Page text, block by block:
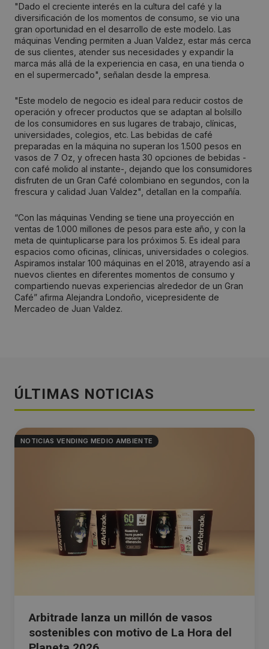
"Dado el creciente interés en la cultura del café y la
diversificación de los momentos de consumo, se vio una
gran oportunidad en el desarrollo de este modelo. Las
máquinas Vending permiten a Juan Valdez, estar más cerca
de sus clientes, atender sus necesidades y expandir la
marca más allá de la experiencia en casa, en una tienda o
en el supermercado", señalan desde la empresa.
"Este modelo de negocio es ideal para reducir costos de
operación y ofrecer productos que se adaptan al bolsillo
de los consumidores en sus lugares de trabajo, clínicas,
universidades, colegios, etc. Las bebidas de café
preparadas en la máquina no superan los 1.500 pesos en
vasos de 7 Oz, y ofrecen hasta 30 opciones de bebidas -
con café molido al instante-, dejando que los consumidores
disfruten de un Gran Café colombiano en segundos, con la
frescura y calidad Juan Valdez", detallan en la compañía.
“Con las máquinas Vending se tiene una proyección en
ventas de 1.000 millones de pesos para este año, y con la
meta de quintuplicarse para los próximos 5. Es ideal para
espacios como oficinas, clínicas, universidades o colegios.
Aspiramos instalar 100 máquinas en el 2018, atrayendo así a
nuevos clientes en diferentes momentos de consumo y
compartiendo nuevas experiencias alrededor de un Gran
Café” afirma Alejandra Londoño, vicepresidente de
Mercadeo de Juan Valdez.
ÚLTIMAS NOTICIAS
NOTICIAS VENDING MEDIO AMBIENTE
Arbitrade lanza un millón de vasos
sostenibles con motivo de La Hora del